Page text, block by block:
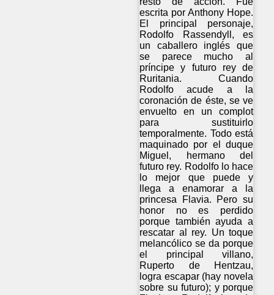
escrita por Anthony Hope.
El principal personaje,
Rodolfo Rassendyll, es
un caballero inglés que
se parece mucho al
príncipe y futuro rey de
Ruritania. Cuando
Rodolfo acude a la
coronación de éste, se ve
envuelto en un complot
para sustituirlo
temporalmente. Todo está
maquinado por el duque
Miguel, hermano del
futuro rey. Rodolfo lo hace
lo mejor que puede y
llega a enamorar a la
princesa Flavia. Pero su
honor no es perdido
porque también ayuda a
rescatar al rey. Un toque
melancólico se da porque
el principal villano,
Ruperto de Hentzau,
logra escapar (hay novela
sobre su futuro); y porque